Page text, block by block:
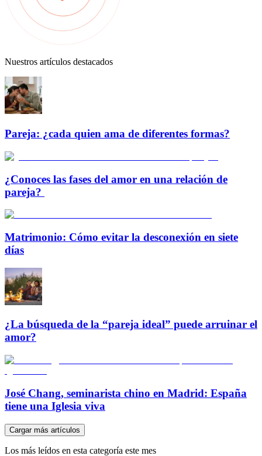
Nuestros artículos destacados
Pareja: ¿cada quien ama de diferentes formas?
¿Conoces las fases del amor en una relación de
pareja?
Matrimonio: Cómo evitar la desconexión en siete
días
¿La búsqueda de la “pareja ideal” puede arruinar el
amor?
José Chang, seminarista chino en Madrid: España
tiene una Iglesia viva
Cargar más artículos
Los más leídos en esta categoría este mes